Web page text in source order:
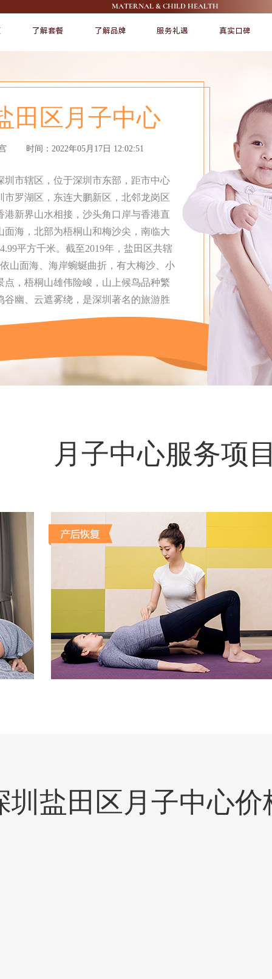
MATERNAL & CHILD HEALTH
真实口碑
服务礼遇
FEATURE
了解品牌
FEATURE
了解套餐
田区月子中心
时间：2022年05月17日 12:02:51
圳市辖区，位于深圳市东部，距市中心
市罗湖区，东连大鹏新区，北邻龙岗区
港新界山水相接，沙头角口岸与香港直
面海，北部为梧桐山和梅沙尖，南临大
平方千米。截至2019年，盐田区共辖
山面海、海岸蜿蜒曲折，有大梅沙、小
点，梧桐山雄伟险峻，山上候鸟品种繁
谷幽、云遮雾绕，是深圳著名的旅游胜
月子中心服务项
圳盐田区月子中心价